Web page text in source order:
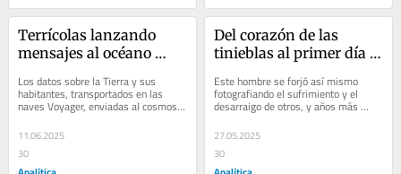
Terrícolas lanzando
mensajes al océano
Los datos sobre la Tierra y sus
habitantes, transportados en las
naves Voyager, enviadas al cosmos
en 1977 y el…
11.06.2025
30
Del corazón de las
tinieblas al primer día
Este hombre se forjó así mismo
fotografiando el sufrimiento y el
desarraigo de otros, y años más
tarde se reinventó…
27.05.2025
30